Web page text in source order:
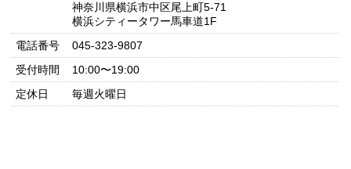
神奈川県横浜市中区尾上町5-71
横浜シティータワー馬車道1F
電話番号
045-323-9807
受付時間
10:00〜19:00
定休日
毎週火曜日